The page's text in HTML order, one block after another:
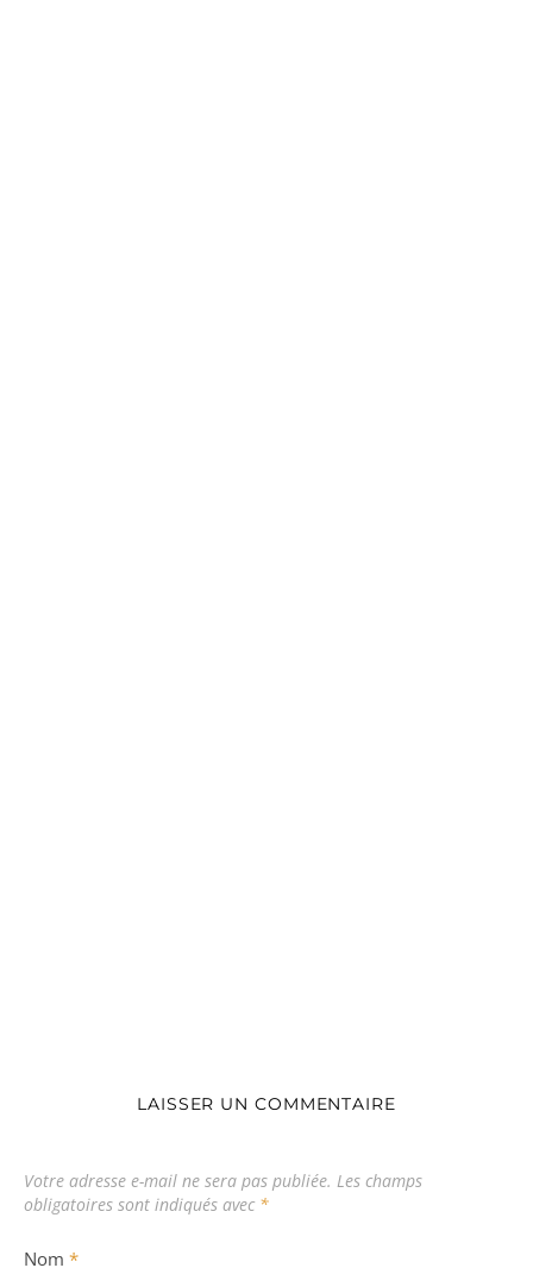
LAISSER UN COMMENTAIRE
Votre adresse e-mail ne sera pas publiée. Les champs
obligatoires sont indiqués avec *
Nom *